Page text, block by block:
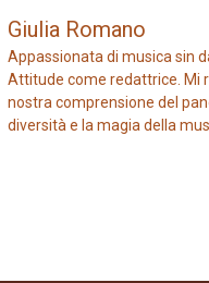
Giulia Romano
Appassionata di musica sin
Attitude come redattrice. Mi
nostra comprensione del
diversità e la magia della